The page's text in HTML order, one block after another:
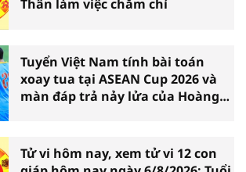
Thân làm việc chăm chỉ
Tuyển Việt Nam tính bài toán
xoay tua tại ASEAN Cup 2026 và
màn đáp trả nảy lửa của Hoàng
Tử vi hôm nay, xem tử vi 12 con